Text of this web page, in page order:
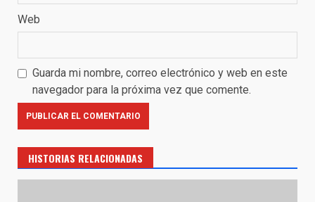
Web
Guarda mi nombre, correo electrónico y web en este
navegador para la próxima vez que comente.
HISTORIAS RELACIONADAS